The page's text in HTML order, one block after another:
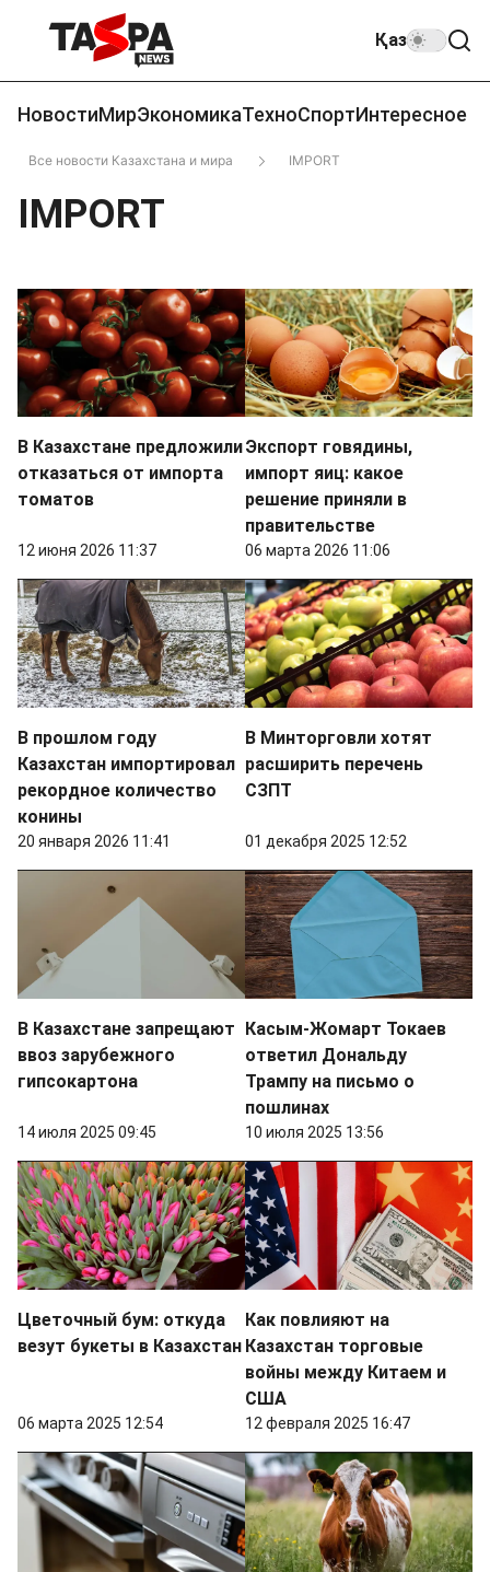
Қаз
НовостиМирЭкономикаТехноСпортИнтересное
Все новости Казахстана и мира IMPORT
IMPORT
В Казахстане предложили
отказаться от импорта
томатов
12 июня 2026 11:37
Экспорт говядины,
импорт яиц: какое
решение приняли в
правительстве
06 марта 2026 11:06
В прошлом году
Казахстан импортировал
рекордное количество
конины
20 января 2026 11:41
В Минторговли хотят
расширить перечень
СЗПТ
01 декабря 2025 12:52
В Казахстане запрещают
ввоз зарубежного
гипсокартона
14 июля 2025 09:45
Касым-Жомарт Токаев
ответил Дональду
Трампу на письмо о
пошлинах
10 июля 2025 13:56
Цветочный бум: откуда
везут букеты в Казахстан
06 марта 2025 12:54
Как повлияют на
Казахстан торговые
войны между Китаем и
США
12 февраля 2025 16:47